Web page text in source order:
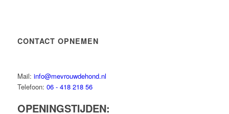
CONTACT OPNEMEN
Mail: info@mevrouwdehond.nl
Telefoon: 06 - 418 218 56
OPENINGSTIJDEN: